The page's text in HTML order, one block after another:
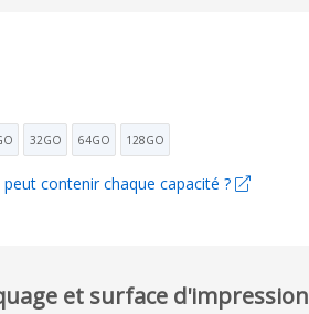
32GO 64GO 128GO
contenir chaque capacité ?
et surface d'impression